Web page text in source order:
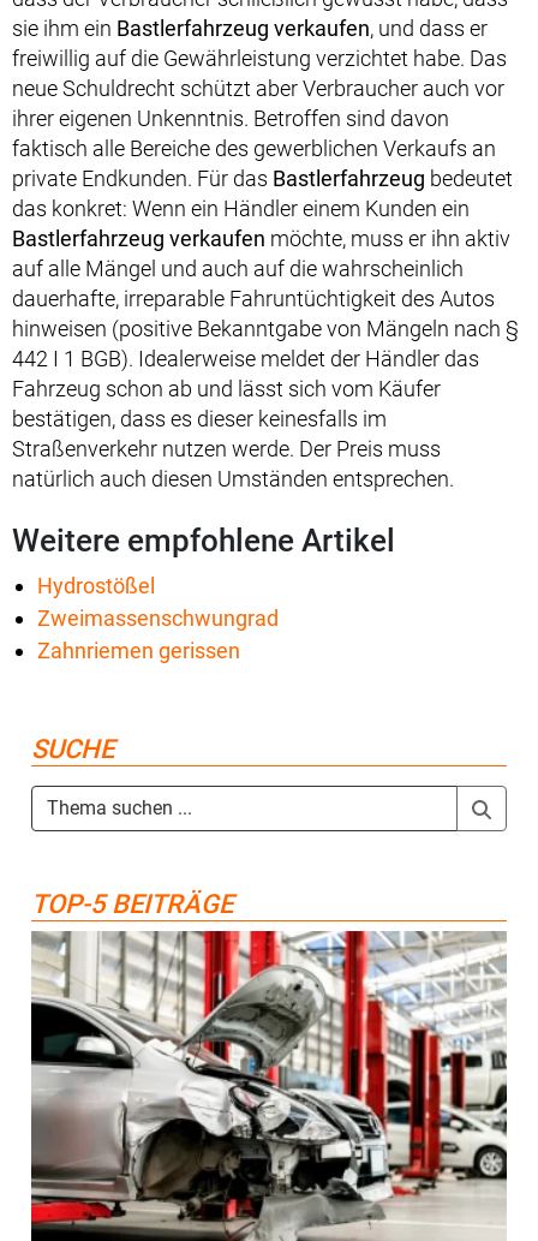
sie ihm ein Bastlerfahrzeug verkaufen, und dass er
freiwillig auf die Gewährleistung verzichtet habe. Das
neue Schuldrecht schützt aber Verbraucher auch vor
ihrer eigenen Unkenntnis. Betroffen sind davon
faktisch alle Bereiche des gewerblichen Verkaufs an
private Endkunden. Für das Bastlerfahrzeug bedeutet
das konkret: Wenn ein Händler einem Kunden ein
Bastlerfahrzeug verkaufen möchte, muss er ihn aktiv
auf alle Mängel und auch auf die wahrscheinlich
dauerhafte, irreparable Fahruntüchtigkeit des Autos
hinweisen (positive Bekanntgabe von Mängeln nach §
442 I 1 BGB). Idealerweise meldet der Händler das
Fahrzeug schon ab und lässt sich vom Käufer
bestätigen, dass es dieser keinesfalls im
Straßenverkehr nutzen werde. Der Preis muss
natürlich auch diesen Umständen entsprechen.
Weitere empfohlene Artikel
Hydrostößel
Zweimassenschwungrad
Zahnriemen gerissen
SUCHE
TOP-5 BEITRÄGE